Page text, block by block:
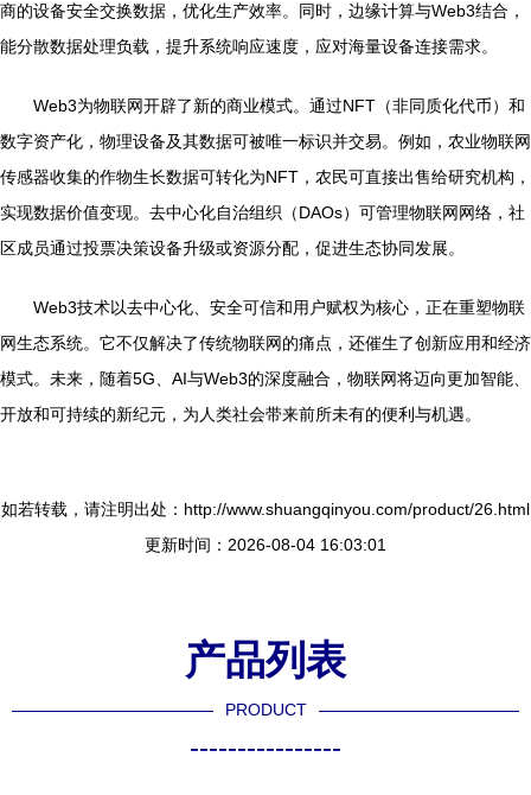
商的设备安全交换数据，优化生产效率。同时，边缘计算与Web3结合，
能分散数据处理负载，提升系统响应速度，应对海量设备连接需求。
Web3为物联网开辟了新的商业模式。通过NFT（非同质化代币）和
数字资产化，物理设备及其数据可被唯一标识并交易。例如，农业物联网
传感器收集的作物生长数据可转化为NFT，农民可直接出售给研究机构，
实现数据价值变现。去中心化自治组织（DAOs）可管理物联网网络，社
区成员通过投票决策设备升级或资源分配，促进生态协同发展。
Web3技术以去中心化、安全可信和用户赋权为核心，正在重塑物联
网生态系统。它不仅解决了传统物联网的痛点，还催生了创新应用和经济
模式。未来，随着5G、AI与Web3的深度融合，物联网将迈向更加智能、
开放和可持续的新纪元，为人类社会带来前所未有的便利与机遇。
如若转载，请注明出处：http://www.shuangqinyou.com/product/26.html
更新时间：2026-08-04 16:03:01
产品列表
PRODUCT
----------------